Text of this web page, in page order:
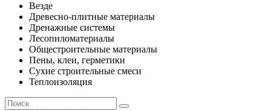
Везде
Древесно-плитные материалы
Дренажные системы
Лесопиломатериалы
Общестроительные материалы
Пены, клеи, герметики
Сухие строительные смеси
Теплоизоляция